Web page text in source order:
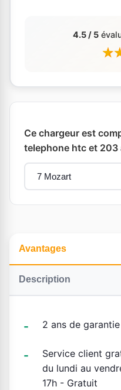
4.5 / 5
Ce chargeur est
telephone htc et 203
Avantages
Description
2 ans de garantie
Service client
du lundi au
17h - Gratuit